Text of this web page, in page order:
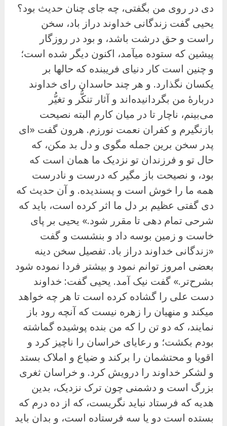
دی در روی من بگفتی، چه جای چنان حدیث بود؟
یحیی گفت زندگانی خداوند دراز باد، سخن
راست و حق درشت باشد، و بود در روزگار
پیشین که ستوده میآمد، اکنون دیگر شده است؛
و چنین است کار دنیای فریبنده که حالها بر
یکسان نگذارد. و هر چند حاسدان رای خداوند
دربارهٔ من بگردانیده‌اند و آثار تنکُّر و تغیُّر
می‌بینم، ناچار تا در میان کارم البته نصیحت
بازنگیرم و کفران نعمت نورزم. هرون گفت «ای
پدر سخن برین جمله مگوی و دل بد مکن، که
حال تو و فرزندان تو نزدیک ما همان است که
بود، و نصیحت باز مگیر که درست و نادرست
همه ما را خوش است و پسندیده. و آن حدیث که
دی گفتی عظیم بر دل ما اثر کرده است، باید که
شرحی تمام دهی تا مقرر شود.» یحیی بر پای
خاست و زمین بوسه داد و بنشست و گفت
«زندگانی خداوند دراز باد. تفصیل سخن دینه
بعضی امروز توانم نمود و بیشتر فردا نموده شود
بشرح‌تر.» گفت نیک آمد. یحیی گفت: خداوند
دست على را گشاده کرده است تا هر چه خواهد
میکند و منهیان را زهره نیست که آنچه رود باز
نمایند، که دو تن را که من بنده پوشیده گماشته
بودم بکشت؛ و رعایای خراسان را ناچیز کرد و
اقویا و محتشمان را برکند و ضیاع و املاک بستد
و لشکر خداوند را درویش کرد. و خراسان ثغری
بزرگ است و دشمنی چون ترک نزدیک، بدین
هدیه که فرستاد نباید نگریست، که از ده درم که
بستده است دو یا سه فرستاده است، و بدان باید